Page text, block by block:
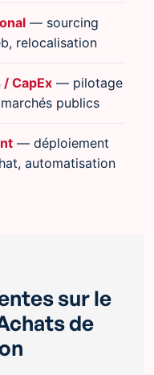
— sourcing
relocalisation
CapEx — pilotage
publics
— déploiement
automatisation
sur le
de